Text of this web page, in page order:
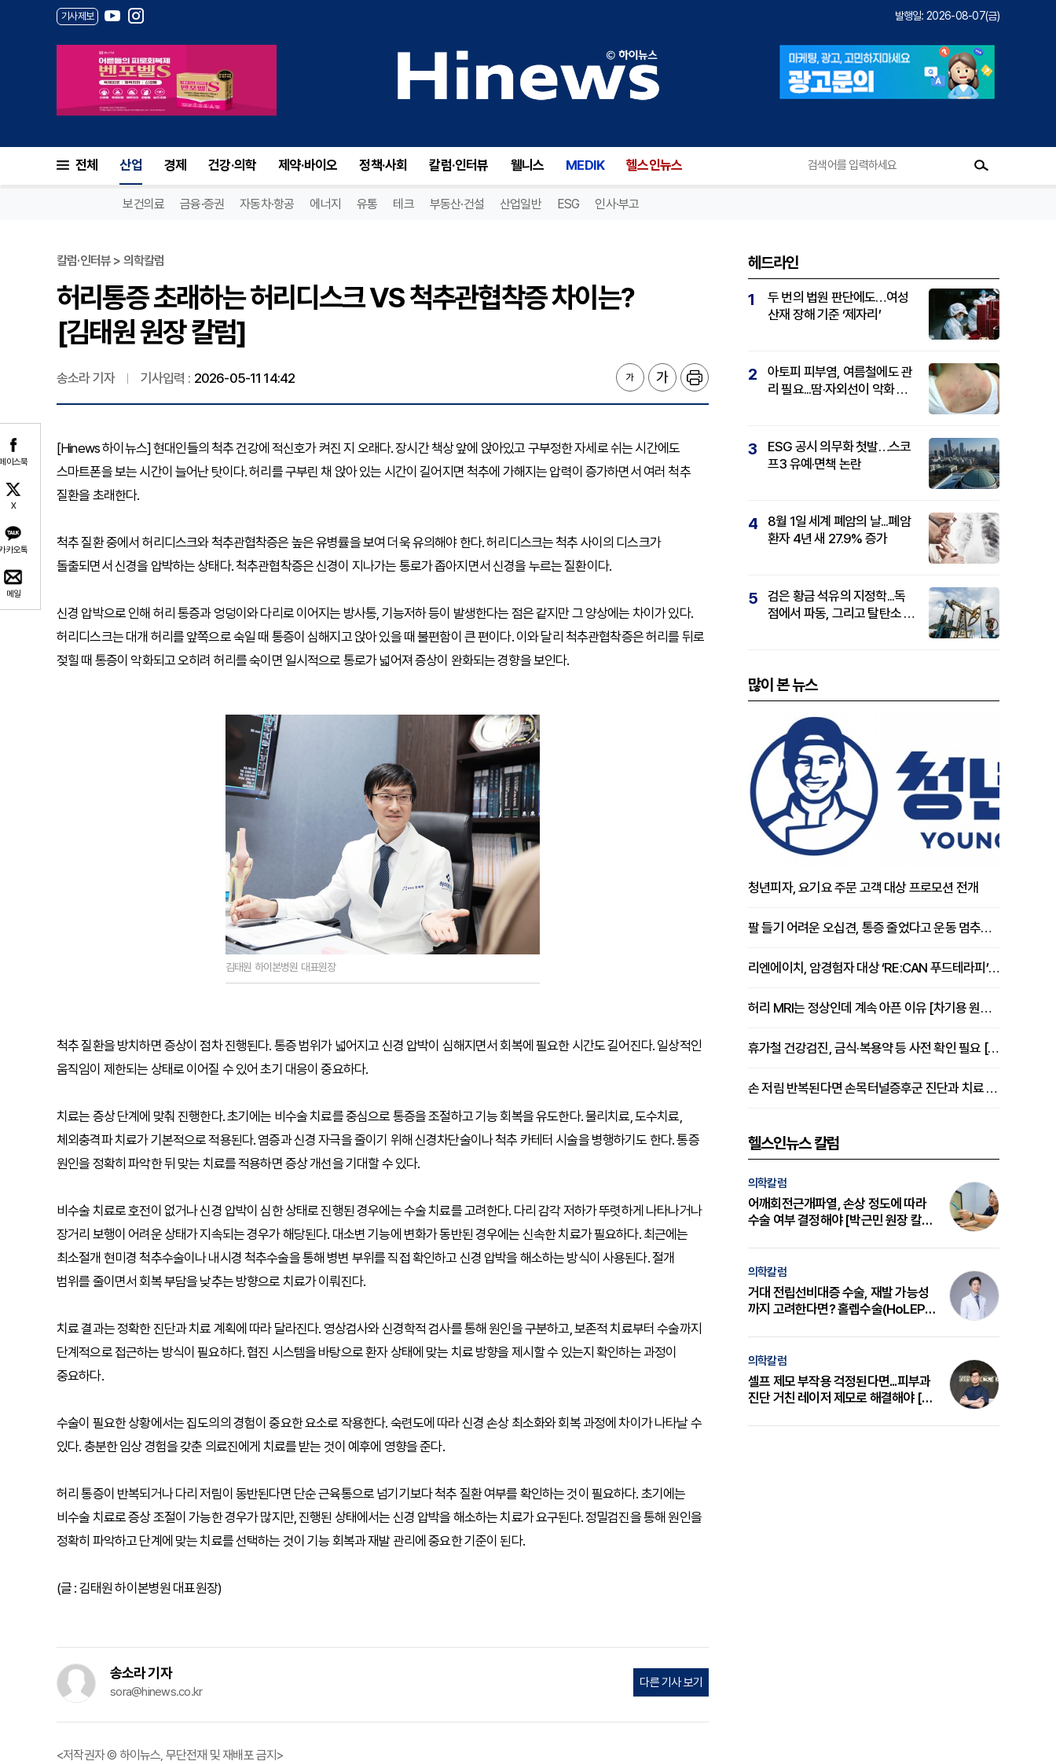
기사제보 발행일: 2026-08-07(금)
전체 산업 경제 건강·의학 제약·바이오 정책·사회 칼럼·인터뷰 웰니스 MEDIK 헬스인뉴스
보건의료 금융·증권 자동차·항공 에너지 유통 테크 부동산·건설 산업일반 ESG 인사·부고
이스북
X
카오톡
메일
칼럼·인터뷰 > 의학칼럼
허리통증 초래하는 허리디스크 VS 척추관협착증 차이는?
[김태원 원장 칼럼]
송소라 기자 기사입력 : 2026-05-11 14:42
[Hinews 하이뉴스] 현대인들의 척추 건강에 적신호가 켜진 지 오래다. 장시간 책상 앞에 앉아있고 구부정한 자세로 쉬는 시간에도
스마트폰을 보는 시간이 늘어난 탓이다. 허리를 구부린 채 앉아 있는 시간이 길어지면 척추에 가해지는 압력이 증가하면서 여러 척추
질환을 초래한다.
척추 질환 중에서 허리디스크와 척추관협착증은 높은 유병률을 보여 더욱 유의해야 한다. 허리디스크는 척추 사이의 디스크가
돌출되면서 신경을 압박하는 상태다. 척추관협착증은 신경이 지나가는 통로가 좁아지면서 신경을 누르는 질환이다.
신경 압박으로 인해 허리 통증과 엉덩이와 다리로 이어지는 방사통, 기능저하 등이 발생한다는 점은 같지만 그 양상에는 차이가 있다.
허리디스크는 대개 허리를 앞쪽으로 숙일 때 통증이 심해지고 앉아 있을 때 불편함이 큰 편이다. 이와 달리 척추관협착증은 허리를 뒤로
젖힐 때 통증이 악화되고 오히려 허리를 숙이면 일시적으로 통로가 넓어져 증상이 완화되는 경향을 보인다.
김태원 하이본병원 대표원장
척추 질환을 방치하면 증상이 점차 진행된다. 통증 범위가 넓어지고 신경 압박이 심해지면서 회복에 필요한 시간도 길어진다. 일상적인
움직임이 제한되는 상태로 이어질 수 있어 초기 대응이 중요하다.
치료는 증상 단계에 맞춰 진행한다. 초기에는 비수술 치료를 중심으로 통증을 조절하고 기능 회복을 유도한다. 물리치료, 도수치료,
체외충격파 치료가 기본적으로 적용된다. 염증과 신경 자극을 줄이기 위해 신경차단술이나 척추 카테터 시술을 병행하기도 한다. 통증
원인을 정확히 파악한 뒤 맞는 치료를 적용하면 증상 개선을 기대할 수 있다.
비수술 치료로 호전이 없거나 신경 압박이 심한 상태로 진행된 경우에는 수술 치료를 고려한다. 다리 감각 저하가 뚜렷하게 나타나거나
장거리 보행이 어려운 상태가 지속되는 경우가 해당된다. 대소변 기능에 변화가 동반된 경우에는 신속한 치료가 필요하다. 최근에는
최소절개 현미경 척추수술이나 내시경 척추수술을 통해 병변 부위를 직접 확인하고 신경 압박을 해소하는 방식이 사용된다. 절개
범위를 줄이면서 회복 부담을 낮추는 방향으로 치료가 이뤄진다.
치료 결과는 정확한 진단과 치료 계획에 따라 달라진다. 영상검사와 신경학적 검사를 통해 원인을 구분하고, 보존적 치료부터 수술까지
단계적으로 접근하는 방식이 필요하다. 협진 시스템을 바탕으로 환자 상태에 맞는 치료 방향을 제시할 수 있는지 확인하는 과정이
중요하다.
수술이 필요한 상황에서는 집도의의 경험이 중요한 요소로 작용한다. 숙련도에 따라 신경 손상 최소화와 회복 과정에 차이가 나타날 수
있다. 충분한 임상 경험을 갖춘 의료진에게 치료를 받는 것이 예후에 영향을 준다.
허리 통증이 반복되거나 다리 저림이 동반된다면 단순 근육통으로 넘기기보다 척추 질환 여부를 확인하는 것이 필요하다. 초기에는
비수술 치료로 증상 조절이 가능한 경우가 많지만, 진행된 상태에서는 신경 압박을 해소하는 치료가 요구된다. 정밀검진을 통해 원인을
정확히 파악하고 단계에 맞는 치료를 선택하는 것이 기능 회복과 재발 관리에 중요한 기준이 된다.
(글 : 김태원 하이본병원 대표원장)
송소라 기자
sora@hinews.co.kr
다른 기사 보기
<저작권자 © 하이뉴스, 무단전재 및 재배포 금지>
헤드라인
1
두 번의 법원 판단에도…여성
산재 장해 기준 ‘제자리’
2
아토피 피부염, 여름철에도 관
리 필요...땀·자외선이 악화 요
3
ESG 공시 의무화 첫발…스코
프3 유예·면책 논란
4
8월 1일 세계 폐암의 날...폐암
환자 4년 새 27.9% 증가
5
검은 황금 석유의 지정학...독
점에서 파동, 그리고 탈탄소 패
많이 본 뉴스
청년피자, 요기요 주문 고객 대상 프로모션 전개
팔 들기 어려운 오십견, 통증 줄었다고 운동 멈추면 안 되는 이유 [이병욱 원장 칼럼]
리엔에이치, 암경험자 대상 ‘RE:CAN 푸드테라피’ 운영
허리 MRI는 정상인데 계속 아픈 이유 [차기용 원장 칼럼]
휴가철 건강검진, 금식·복용약 등 사전 확인 필요 [정도감 원장 칼럼]
손 저림 반복된다면 손목터널증후군 진단과 치료 시기 살펴야 [김동현 원장 칼럼]
헬스인뉴스 칼럼
의학칼럼
어깨회전근개파열, 손상 정도에 따라
수술 여부 결정해야 [박근민 원장 칼
의학칼럼
거대 전립선비대증 수술, 재발 가능성
까지 고려한다면? 홀렙수술(HoLEP)
의학칼럼
셀프 제모 부작용 걱정된다면...피부과
진단 거친 레이저 제모로 해결해야 [변